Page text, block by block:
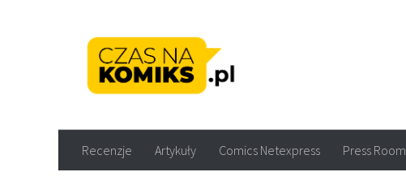
Recenzje Artykuły Comics Netexpress Press Room